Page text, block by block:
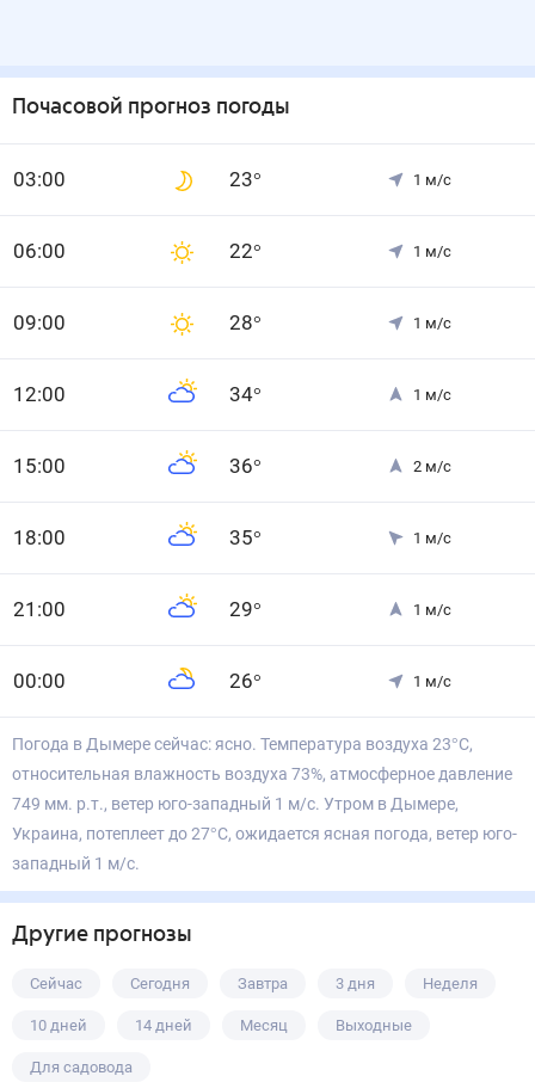
Почасовой прогноз погоды
03:00 23° 1 м/с
06:00 22° 1 м/с
09:00 28° 1 м/с
12:00 34° 1 м/с
15:00 36° 2 м/с
18:00 35° 1 м/с
21 :00 29° 1 м/с
00:00 26° 1 м/с
Погода в Дымере сейчас: ясно. Температура воздуха 23°С,
относительная влажность воздуха 73%, атмосферное давление
749 мм. р.т., ветер юго-западный 1 м/с. Утром в Дымере,
Украина, потеплеет до 27°С, ожидается ясная погода, ветер юго-
западный 1 м/с.
Другие прогнозы
Сейчас Сегодня Завтра 3 дня Неделя
10 дней 14 дней Месяц Выходные
Для садовода